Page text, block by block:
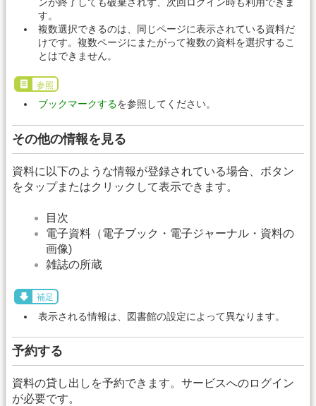
す。
複数選択できるのは、同じページに表示されている資料だ
けです。複数ページにまたがって複数の資料を選択するこ
とはできません。
参照
ブックマークするを参照してください。
その他の情報を見る
資料に以下のような情報が登録されている場合、ボタン
をタップまたはクリックして表示できます。
目次
電子資料（電子ブック・電子ジャーナル・資料の
画像)
雑誌の所蔵
補足
表示される情報は、図書館の設定によって異なります。
予約する
資料の貸し出しを予約できます。サービスへのログイン
が必要です。